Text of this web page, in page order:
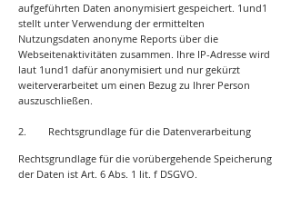
aufgeführten Daten anonymisiert gespeichert. 1und1
stellt unter Verwendung der ermittelten
Nutzungsdaten anonyme Reports über die
Webseitenaktivitäten zusammen. Ihre IP-Adresse wird
laut 1und1 dafür anonymisiert und nur gekürzt
weiterverarbeitet um einen Bezug zu Ihrer Person
auszuschließen.
2. Rechtsgrundlage für die Datenverarbeitung
Rechtsgrundlage für die vorübergehende Speicherung
der Daten ist Art. 6 Abs. 1 lit. f DSGVO.